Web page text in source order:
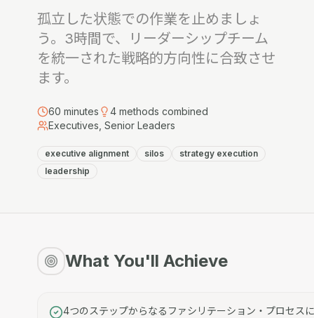
EN
孤立した状態での作業を止めましょ
う。3時間で、リーダーシップチーム
を統一された戦略的方向性に合致させ
ます。
60 minutes 4 methods combined
Executives, Senior Leaders
executive alignment silos
strategy execution
leadership
What You'll Achieve
4つのステップからなるファシリテーション・プロセスに